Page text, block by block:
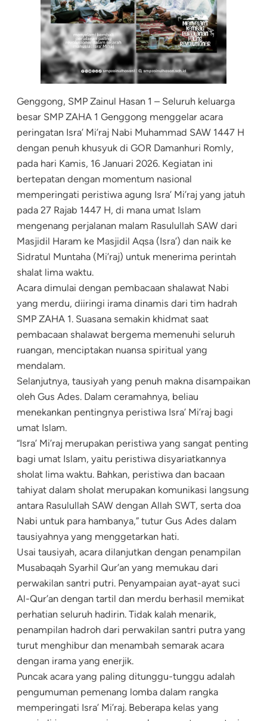
Genggong, SMP Zainul Hasan 1 – Seluruh keluarga
besar SMP ZAHA 1 Genggong menggelar acara
peringatan Isra’ Mi’raj Nabi Muhammad SAW 1447 H
dengan penuh khusyuk di GOR Damanhuri Romly,
pada hari Kamis, 16 Januari 2026. Kegiatan ini
bertepatan dengan momentum nasional
memperingati peristiwa agung Isra’ Mi’raj yang jatuh
pada 27 Rajab 1447 H, di mana umat Islam
mengenang perjalanan malam Rasulullah SAW dari
Masjidil Haram ke Masjidil Aqsa (Isra’) dan naik ke
Sidratul Muntaha (Mi’raj) untuk menerima perintah
shalat lima waktu.
Acara dimulai dengan pembacaan shalawat Nabi
yang merdu, diiringi irama dinamis dari tim hadrah
SMP ZAHA 1. Suasana semakin khidmat saat
pembacaan shalawat bergema memenuhi seluruh
ruangan, menciptakan nuansa spiritual yang
mendalam.
Selanjutnya, tausiyah yang penuh makna disampaikan
oleh Gus Ades. Dalam ceramahnya, beliau
menekankan pentingnya peristiwa Isra’ Mi’raj bagi
umat Islam.
“Isra’ Mi’raj merupakan peristiwa yang sangat penting
bagi umat Islam, yaitu peristiwa disyariatkannya
sholat lima waktu. Bahkan, peristiwa dan bacaan
tahiyat dalam sholat merupakan komunikasi langsung
antara Rasulullah SAW dengan Allah SWT, serta doa
Nabi untuk para hambanya,” tutur Gus Ades dalam
tausiyahnya yang menggetarkan hati.
Usai tausiyah, acara dilanjutkan dengan penampilan
Musabaqah Syarhil Qur’an yang memukau dari
perwakilan santri putri. Penyampaian ayat-ayat suci
Al-Qur’an dengan tartil dan merdu berhasil memikat
perhatian seluruh hadirin. Tidak kalah menarik,
penampilan hadroh dari perwakilan santri putra yang
turut menghibur dan menambah semarak acara
dengan irama yang enerjik.
Puncak acara yang paling ditunggu-tunggu adalah
pengumuman pemenang lomba dalam rangka
memperingati Isra’ Mi’raj. Beberapa kelas yang